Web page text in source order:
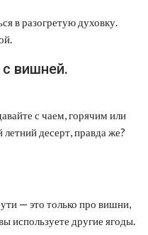
в разогретую духовку.
вишней.
с чаем, горячим или
десерт, правда же?
— это только про вишни,
используете другие ягоды.